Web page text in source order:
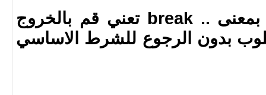
عكس العبارة continue بمعنى .. break تعني قم بالخروج
بدون الرجوع للشرط الاساسي